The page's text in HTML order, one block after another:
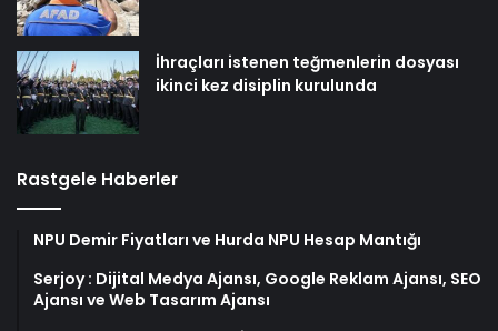
İhraçları istenen teğmenlerin dosyası
ikinci kez disiplin kurulunda
Rastgele Haberler
NPU Demir Fiyatları ve Hurda NPU Hesap Mantığı
Serjoy : Dijital Medya Ajansı, Google Reklam Ajansı, SEO
Ajansı ve Web Tasarım Ajansı